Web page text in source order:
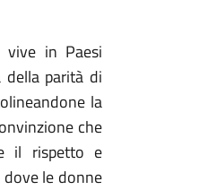
in Paesi
parità di
la
che
il rispetto e
le donne